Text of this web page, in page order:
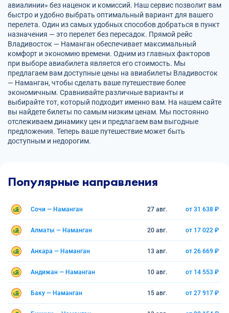
авиалинии» без наценок и комиссий. Наш сервис позволит вам
быстро и удобно выбрать оптимальный вариант для вашего
перелета. Один из самых удобных способов добраться в пункт
назначения — это перелет без пересадок. Прямой рейс
Владивосток — Наманган обеспечивает максимальный
комфорт и экономию времени. Одним из главных факторов
при выборе авиабилета является его стоимость. Мы
предлагаем вам доступные цены на авиабилеты Владивосток
— Наманган, чтобы сделать ваше путешествие более
экономичным. Сравнивайте различные варианты и
выбирайте тот, который подходит именно вам. На нашем сайте
вы найдете билеты по самым низким ценам. Мы постоянно
отслеживаем динамику цен и предлагаем вам выгодные
предложения. Теперь ваше путешествие может быть
доступным и недорогим.
Популярные направления
Сочи — Наманган 27 авг. от 31 638 ₽
Алматы — Наманган 20 авг. от 17 022 ₽
Анкара — Наманган 13 авг. от 26 669 ₽
Андижан — Наманган 10 авг. от 14 553 ₽
Баку — Наманган 15 авг. от 27 917 ₽